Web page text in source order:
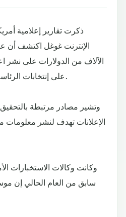
ذكرت تقارير إعلامية
الإنترنت غوغل اكتشف أن
الآلاف من الدولارات على نشر
على إنتخابات الرئاسة الامريكية العام الماضي.
وتشير مصادر مرتبطة
الإعلانات تهدف لنشر
وكانت وكالات الاستخبارات
سابق من العام الحالي إن